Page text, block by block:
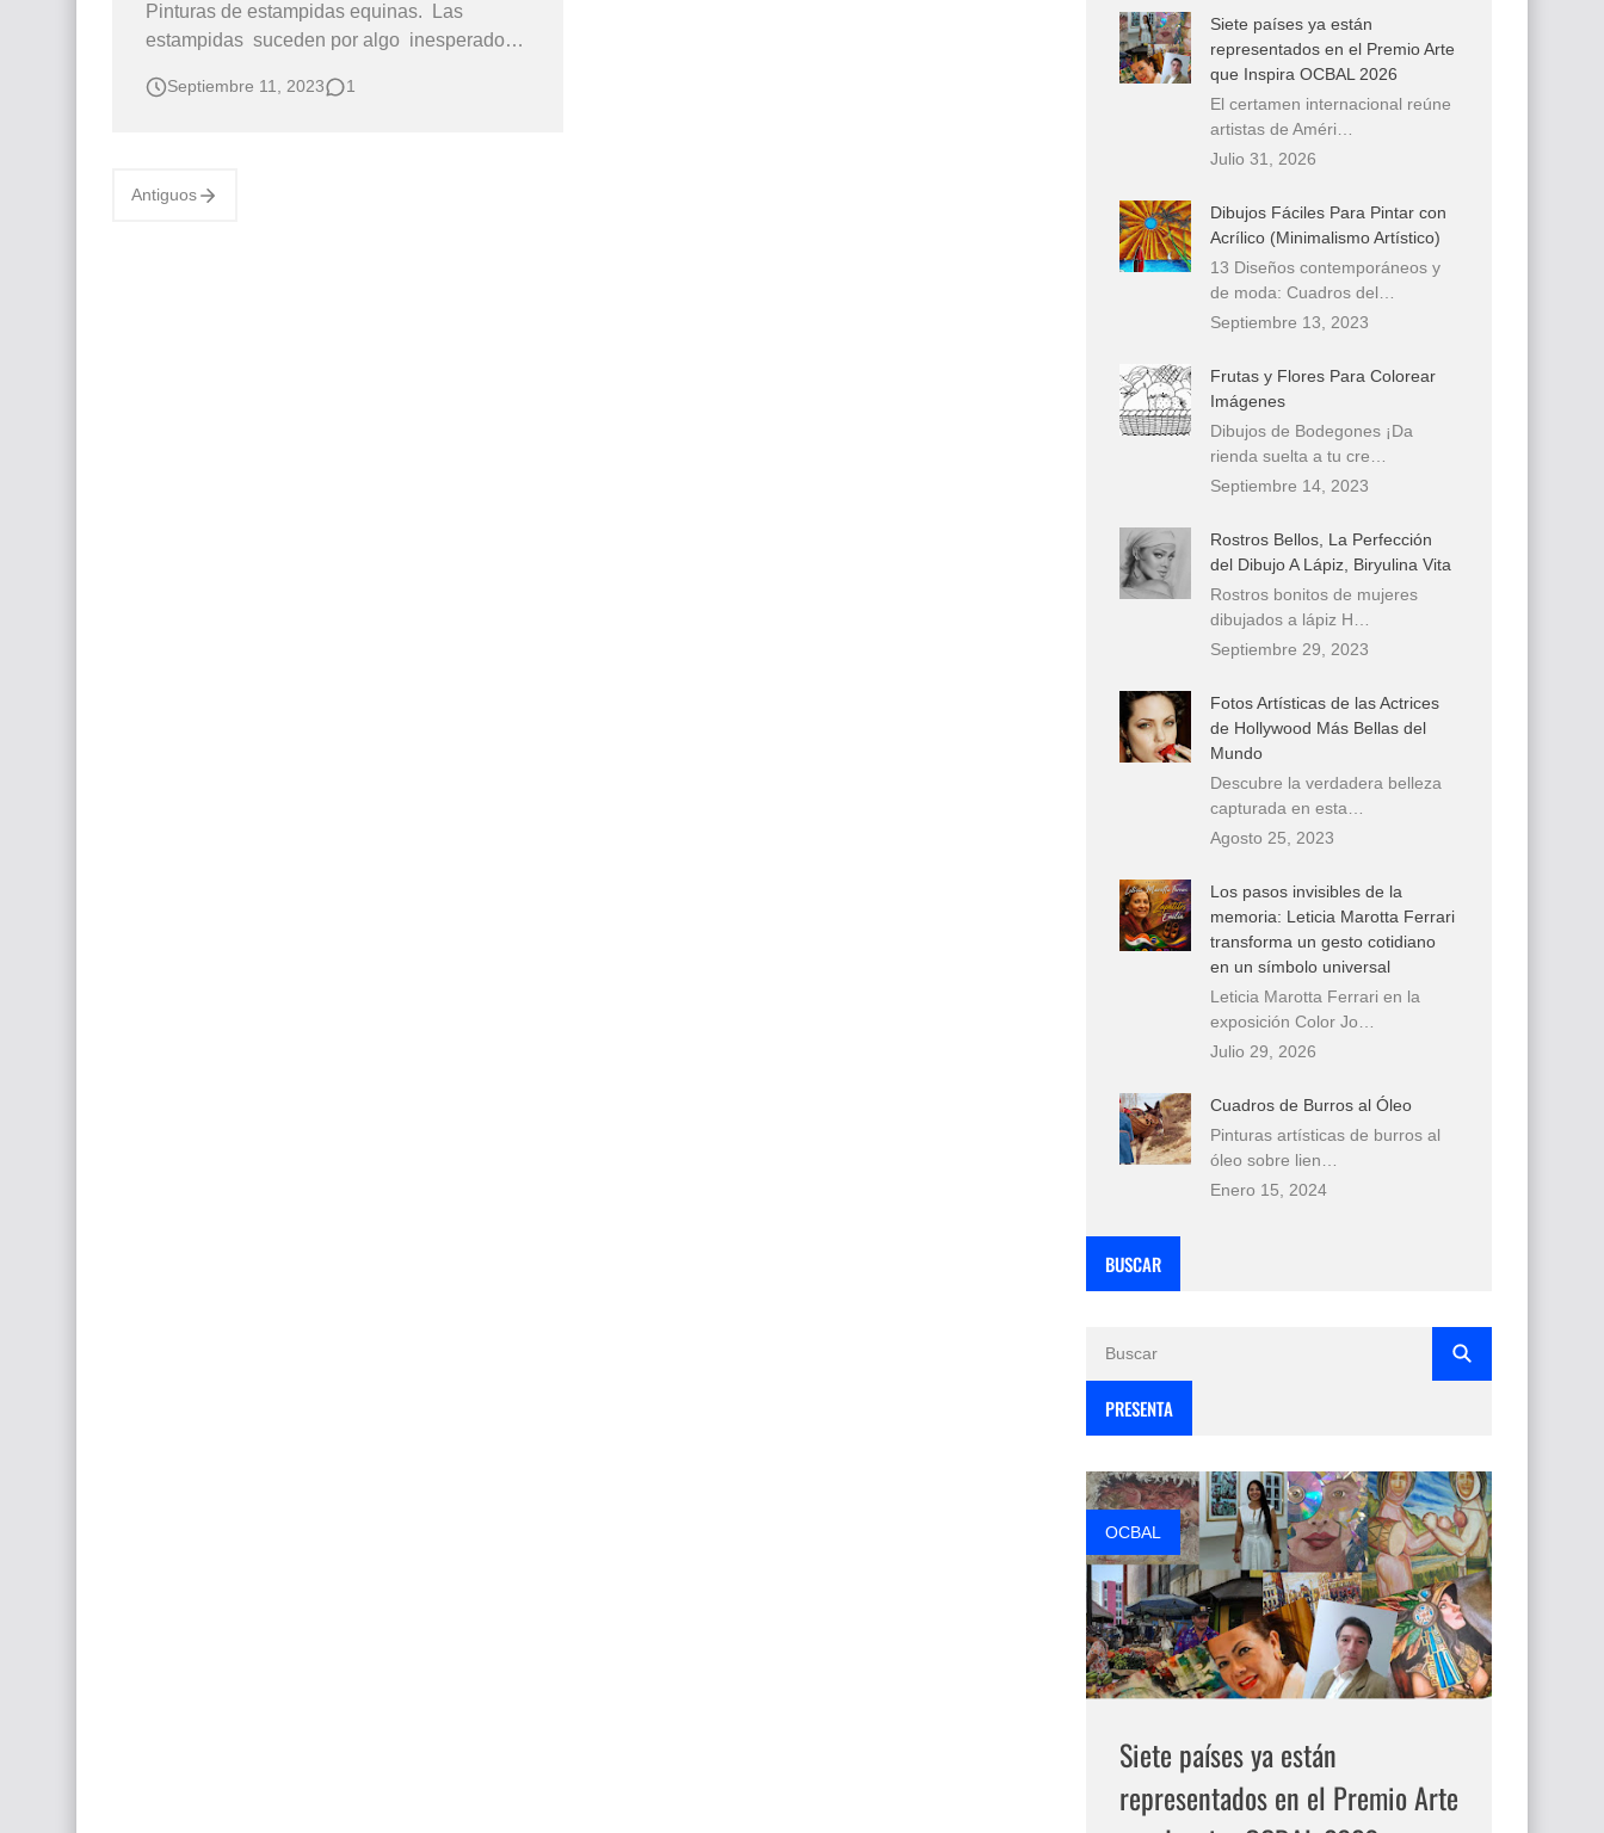
Pinturas de estampidas equinas. Las
estampidas suceden por algo inesperado
caballos pueden alterarse y salir corriendo
Septiembre 11, 2023 1
Antiguos
Siete países ya están
representados en el Premio Arte
que Inspira OCBAL 2026
El certamen internacional reúne
artistas de Améri…
Julio 31, 2026
Dibujos Fáciles Para Pintar con
Acrílico (Minimalismo Artístico)
13 Diseños contemporáneos y
de moda: Cuadros del…
Septiembre 13, 2023
Frutas y Flores Para Colorear
Imágenes
Dibujos de Bodegones ¡Da
rienda suelta a tu cre…
Septiembre 14, 2023
Rostros Bellos, La Perfección
del Dibujo A Lápiz, Biryulina Vita
Rostros bonitos de mujeres
dibujados a lápiz H…
Septiembre 29, 2023
Fotos Artísticas de las Actrices
de Hollywood Más Bellas del
Mundo
Descubre la verdadera belleza
capturada en esta…
Agosto 25, 2023
Los pasos invisibles de la
memoria: Leticia Marotta Ferrari
transforma un gesto cotidiano
en un símbolo universal
Leticia Marotta Ferrari en la
exposición Color Jo…
Julio 29, 2026
Cuadros de Burros al Óleo
Pinturas artísticas de burros al
óleo sobre lien…
Enero 15, 2024
BUSCAR
PRESENTA
OCBAL
Siete países ya están
representados en el Premio Arte